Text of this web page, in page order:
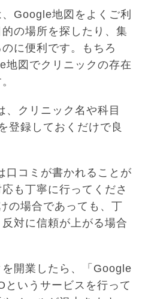
Google地図をよくご利
の場所を探したり、集
に便利です。もちろ
地図でクリニックの存在
、クリニック名や科目
登録しておくだけで良
口コミが書かれることが
も丁寧に行ってくださ
の場合であっても、丁
対に信頼が上がる場合
開業したら、「Google
というサービスを行って